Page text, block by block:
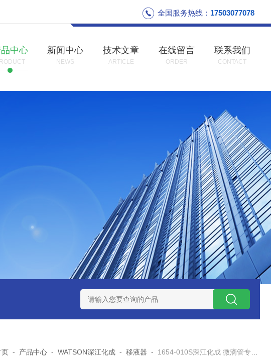
全国服务热线： 17503077078
中心 新闻中心
NEWS
技术文章
ARTICLE
在线留言
ORDER
联系我们
CONTACT
东丽 TZP氧化锆陶瓷研磨球 AGB-K-0.4-C01-Q69全新！！TORAY东丽
页 - 产品中心 -WATSON深江化成 -移液器 - 1654-010S深江化成 微滴管专用注射器